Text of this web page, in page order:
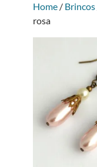
Home / Brincos
rosa